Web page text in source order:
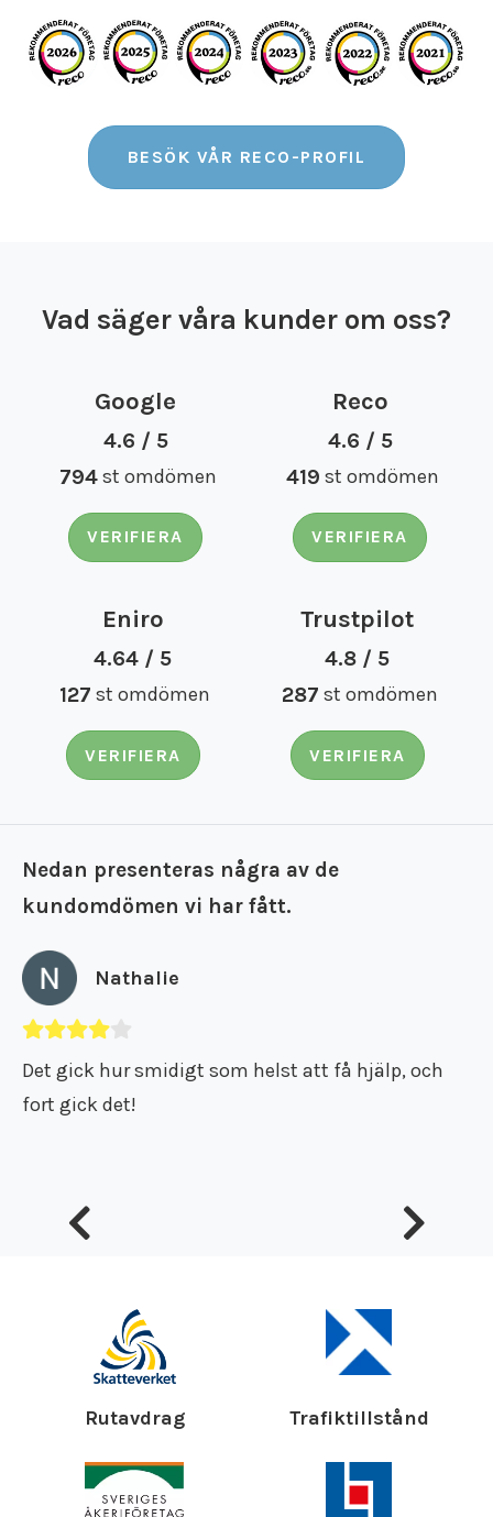
BESÖK VÅR RECO-PROFIL
Vad säger våra kunder om oss?
Google
4.6 / 5
794 st omdömen
VERIFIERA
Reco
4.6 / 5
419 st omdömen
VERIFIERA
Eniro
4.64 / 5
127 st omdömen
VERIFIERA
Trustpilot
4.8 / 5
287 st omdömen
VERIFIERA
Nedan presenteras några av de
kundomdömen vi har fått.
Nathalie
Det gick hur smidigt som helst att få hjälp, och
fort gick det!
Rutavdrag Trafiktillstånd